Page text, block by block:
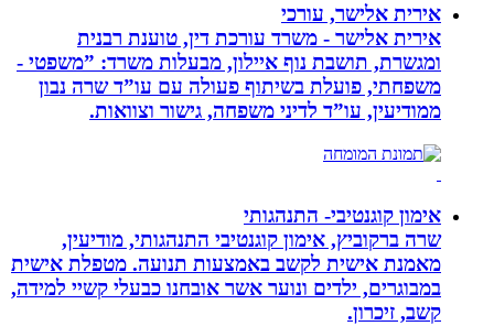
אירית אלישר, עורכי
אירית אלישר - משרד עורכת דין, טוענת רבנית
ומגשרת, תושבת נוף איילון, מבעלות משרד: ”משפטי -
משפחתי, פועלת בשיתוף פעולה עם עו”ד שרה נבון
ממודיעין, עו”ד לדיני משפחה, גישור וצוואות.
אימון קוגנטיבי- התנהגותי
שרה ברקוביץ, אימון קוגנטיבי התנהגותי, מודיעין,
מאמנת אישית לקשב באמצעות תנועה. מטפלת אישית
במבוגרים, ילדים ונוער אשר אובחנו כבעלי קשיי למידה,
קשב, זיכרון.